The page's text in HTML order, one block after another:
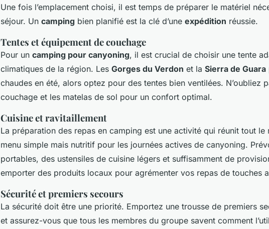
Une fois l’emplacement choisi, il est temps de préparer le matériel
séjour. Un camping bien planifié est la clé d’une expédition réussie.
Tentes et équipement de couchage
Pour un camping pour canyoning, il est crucial de choisir une tente
climatiques de la région. Les Gorges du Verdon et la Sierra de Guara
chaudes en été, alors optez pour des tentes bien ventilées. N’oubliez
couchage et les matelas de sol pour un confort optimal.
Cuisine et ravitaillement
La préparation des repas en camping est une activité qui réunit tout le
menu simple mais nutritif pour les journées actives de canyoning.
portables, des ustensiles de cuisine légers et suffisamment de
emporter des produits locaux pour agrémenter vos repas de touches
Sécurité et premiers secours
La sécurité doit être une priorité. Emportez une trousse de premiers
et assurez-vous que tous les membres du groupe savent comment